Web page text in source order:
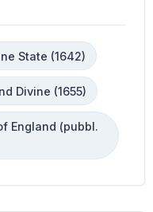
State (1642)
Divine (1655)
England (pubbl.